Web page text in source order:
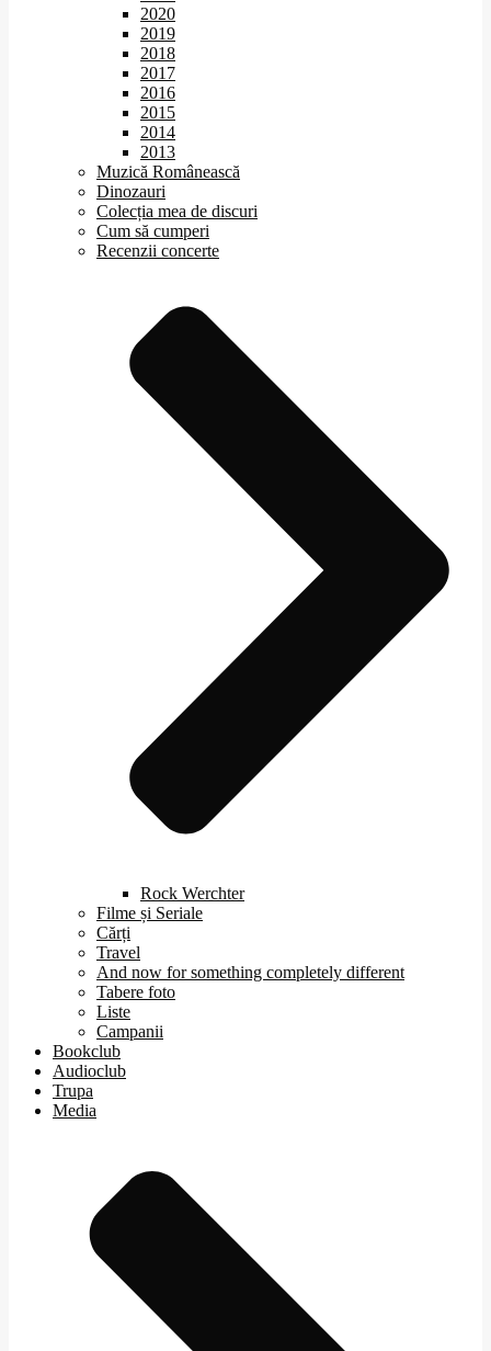
2020
2019
2018
2017
2016
2015
2014
2013
Muzică Românească
Dinozauri
Colecția mea de discuri
Cum să cumperi
Recenzii concerte
Rock Werchter
Filme și Seriale
Cărți
Travel
And now for something completely different
Tabere foto
Liste
Campanii
Bookclub
Audioclub
Trupa
Media